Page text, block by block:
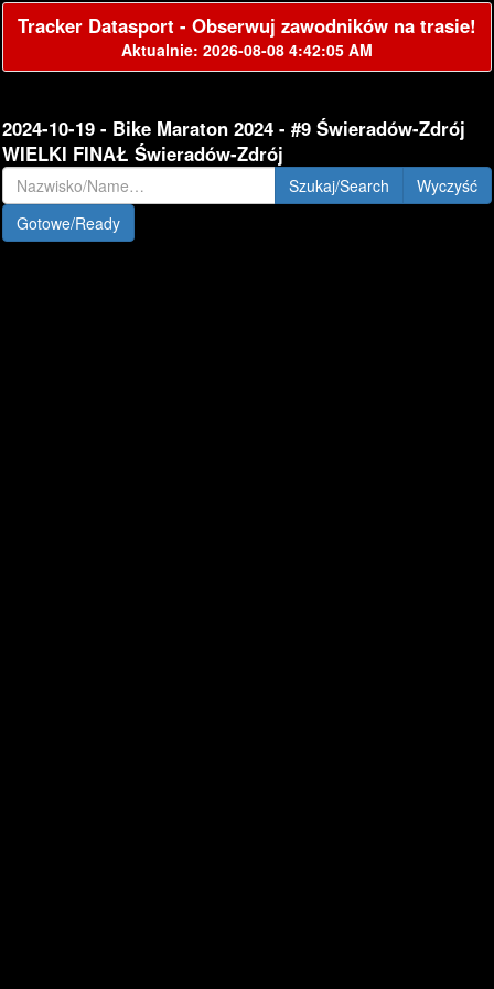
Tracker Datasport - Obserwuj zawodników na trasie!
Aktualnie: 2026-08-08 4:42:05 AM
2024-10-19 - Bike Maraton 2024 - #9 Świeradów-Zdrój
WIELKI FINAŁ Świeradów-Zdrój
Szukaj/Search
Gotowe/Ready